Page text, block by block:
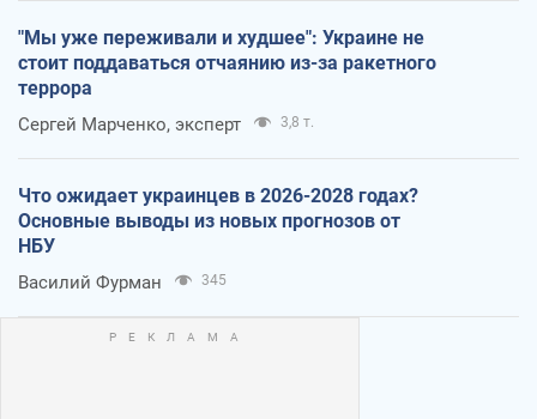
"Мы уже переживали и худшее": Украине не
стоит поддаваться отчаянию из-за ракетного
террора
Сергей Марченко, эксперт 3,8 т.
Что ожидает украинцев в 2026-2028 годах?
Основные выводы из новых прогнозов от
НБУ
Василий Фурман 345